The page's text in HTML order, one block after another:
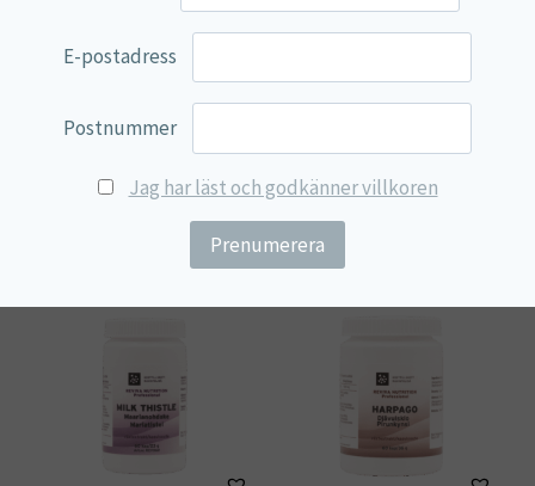
Rekommenderad daglig dos bör ej överskridas.
Kosttillskott bör inte användas som ett alternativ till
en varierad och balanserad kost och en hälsosam livsstil.
Produkter förvaras oåtkomligt för småbarn.
Relaterade produkter
E-postadress
Postnummer
Jag har läst och godkänner villkoren